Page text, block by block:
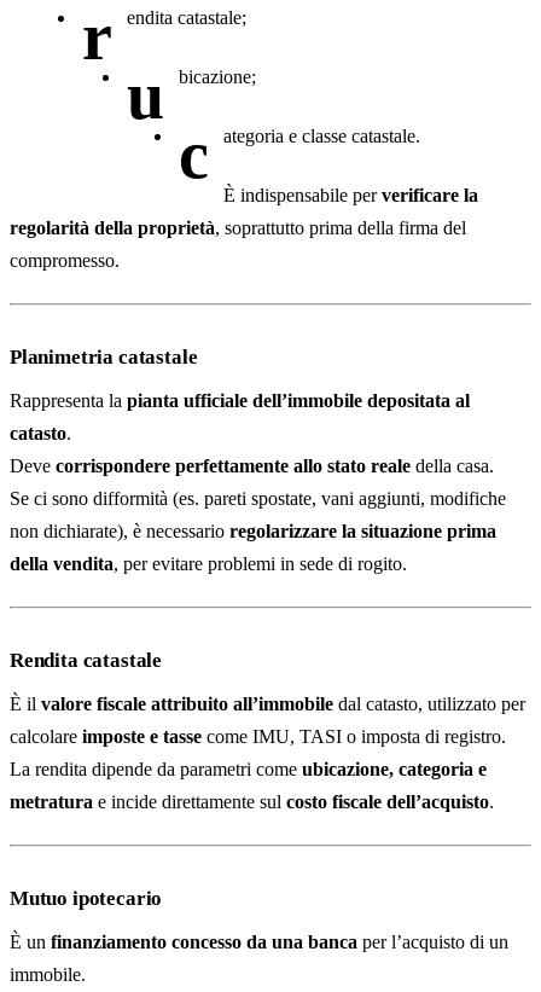
r endita catastale;
u bicazione;
c ategoria e classe catastale.
È indispensabile perverificare la
regolarità della proprietà, soprattutto prima della firma del
compromesso.
Planimetria catastale
Rappresenta la pianta ufficiale dell’immobile depositata al
catasto.
Deve corrispondere perfettamente allo stato reale della casa.
Se ci sono difformità (es. pareti spostate, vani aggiunti, modifiche
non dichiarate), è necessario regolarizzare la situazione prima
della vendita, per evitare problemi in sede di rogito.
Rendita catastale
È il valore fiscale attribuito all’immobile dal catasto, utilizzato per
calcolare imposte e tasse come IMU, TASI o imposta di registro.
La rendita dipende da parametri come ubicazione, categoria e
metratura e incide direttamente sul costo fiscale dell’acquisto.
Mutuo ipotecario
È un finanziamento concesso da una banca per l’acquisto di un
immobile.